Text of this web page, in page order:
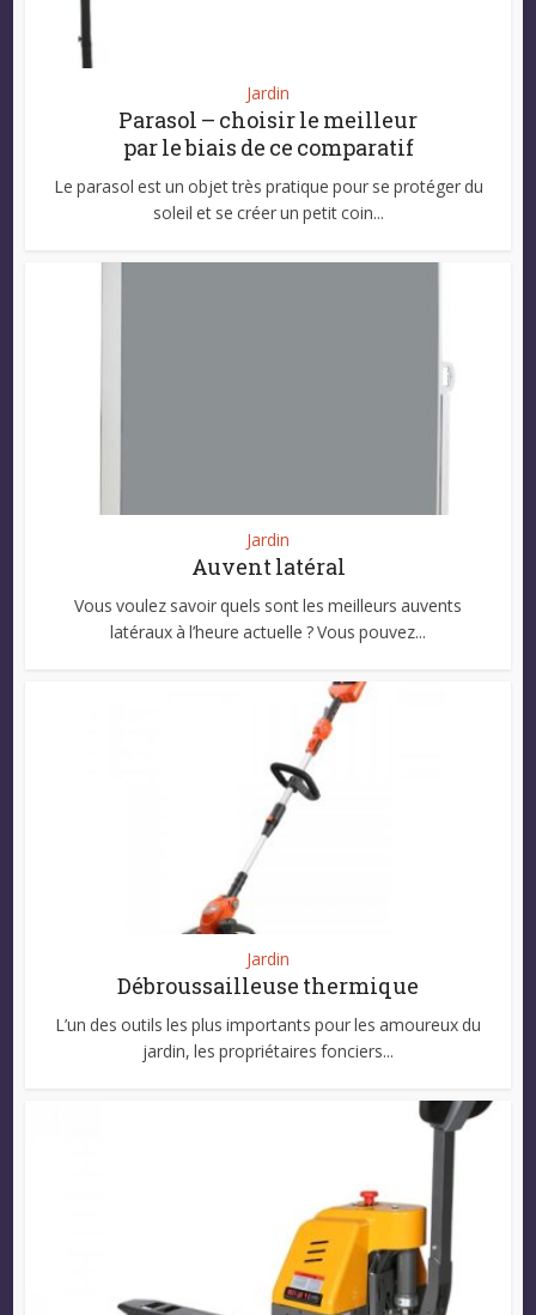
Jardin
Parasol – choisir le meilleur
par le biais de ce comparatif
Le parasol est un objet très pratique pour se protéger du
soleil et se créer un petit coin...
Jardin
Auvent latéral
Vous voulez savoir quels sont les meilleurs auvents
latéraux à l’heure actuelle ? Vous pouvez...
Jardin
Débroussailleuse thermique
L’un des outils les plus importants pour les amoureux du
jardin, les propriétaires fonciers...